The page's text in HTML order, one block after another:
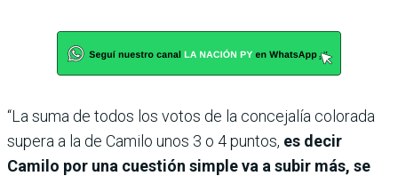
“La suma de todos los votos de la concejalía colorada
supera a la de Camilo unos 3 o 4 puntos, es decir
Camilo por una cuestión simple va a subir más, se